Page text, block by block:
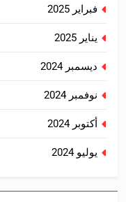
فبراير 2025
يناير 2025
ديسمبر 2024
نوفمبر 2024
أكتوبر 2024
يوليو 2024